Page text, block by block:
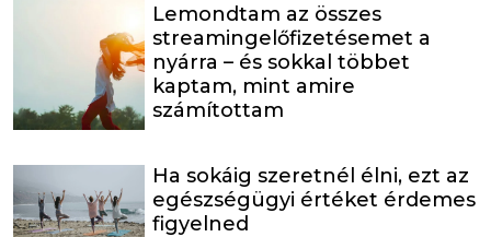
Lemondtam az összes
streamingelőfizetésemet a
nyárra – és sokkal többet
kaptam, mint amire
számítottam
Ha sokáig szeretnél élni, ezt az
egészségügyi értéket érdemes
figyelned